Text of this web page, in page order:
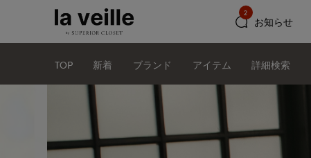
お知らせ
2
TOP 新着 ブランド アイテム 詳細検索